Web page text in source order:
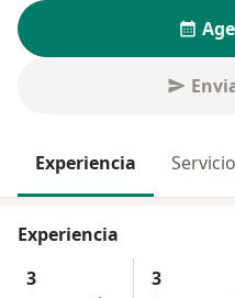
Experiencia
Experiencia
3
3